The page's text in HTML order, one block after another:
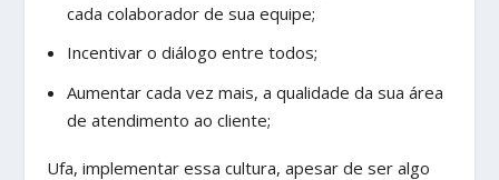
cada colaborador de sua equipe;
Incentivar o diálogo entre todos;
Aumentar cada vez mais, a qualidade da sua área
de atendimento ao cliente;
Ufa, implementar essa cultura, apesar de ser algo